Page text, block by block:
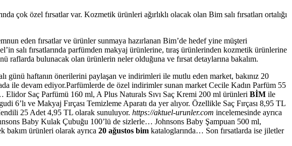
çok özel fırsatlar var. Kozmetik ürünleri ağırlıklı olacak olan Bim salı fırsatları ortalığı
eden fırsatlar ve ürünler sunmaya hazırlanan Bim’de hedef yine müşteri
salı fırsatlarında parfümden makyaj ürünlerine, tıraş ürünlerinden kozmetik ürünlerine
raflarda bulunacak olan ürünlerin neler olduğuna ve fırsat detaylarına bakalım.
günü haftanın önerilerini paylaşan ve indirimleri ile mutlu eden market, bakınız 20
ile devam ediyor.Parfümlerde de özel indirimler sunan market Cecile Kadın Parfüm 55
Saç Parfümü 160 ml, A Plus Naturals Sıvı Saç Kremi 200 ml ürünleri BİM ile
ve Makyaj Fırçası Temizleme Aparatı da yer alıyor. Özellikle Saç Fırçası 8,95 TL
25 Adet 4,95 TL olarak sunuluyor. https://aktuel-urunler.com incelemesinde ayrıca
Baby Kulak Çubuğu 100’lü de sizlerle… Johnsons Baby Şampuan 500 ml,
ürünleri olarak ayrıca 20 ağustos bim kataloglarında… Son fırsatlarda ise jiletler